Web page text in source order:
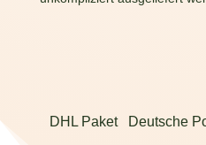
DHL Paket Deutsche